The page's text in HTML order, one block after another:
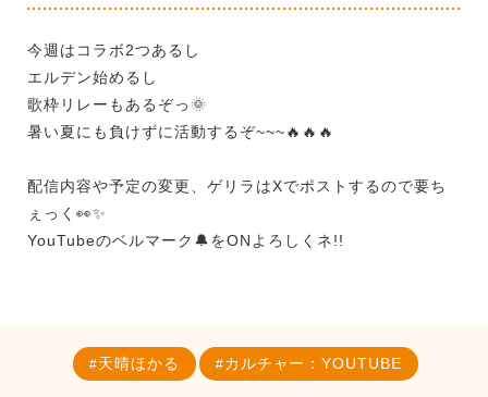
今週はコラボ2つあるし
エルデン始めるし
歌枠リレーもあるぞっ🌞
暑い夏にも負けずに活動するぞ~~~🔥🔥🔥
配信内容や予定の変更、ゲリラはXでポストするので要ち
ぇっく👀✨
YouTubeのベルマーク🔔をONよろしくネ!!
天晴ほかる カルチャー：YOUTUBE